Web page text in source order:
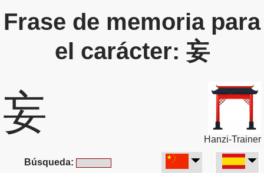
Frase de memoria para
el carácter: 妄
妄
Hanzi-Trainer
Búsqueda: